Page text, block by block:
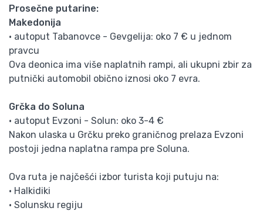
Prosečne putarine:
Makedonija
• autoput Tabanovce - Gevgelija: oko 7 € u jednom
pravcu
Ova deonica ima više naplatnih rampi, ali ukupni zbir za
putnički automobil obično iznosi oko 7 evra.
Grčka do Soluna
• autoput Evzoni - Solun: oko 3-4 €
Nakon ulaska u Grčku preko graničnog prelaza Evzoni
postoji jedna naplatna rampa pre Soluna.
Ova ruta je najčešći izbor turista koji putuju na:
• Halkidiki
• Solunsku regiju